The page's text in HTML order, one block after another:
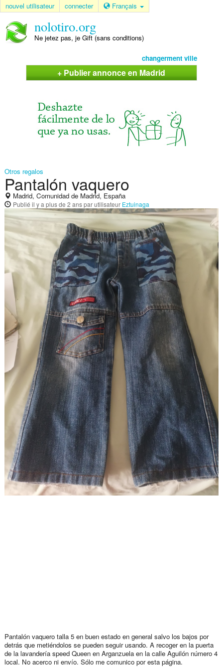
nouvel utilisateur connecter Français
nolotiro.org
Ne jetez pas, je Gift (sans conditions)
changerment ville
+ Publier annonce en Madrid
Otros regalos
Pantalón vaquero
Madrid, Comunidad de Madrid, España
Publié il y a plus de 2 anspar utilisateur Eztuinaga
Pantalón vaquero talla 5 en buen estado en general salvo los bajos por
detrás que metiéndolos se pueden seguir usando. A recoger en la puerta
de la lavandería speed Queen en Arganzuela en la calle Aguilón número 4
local. No acerco ni envío. Sólo me comunico por esta página.